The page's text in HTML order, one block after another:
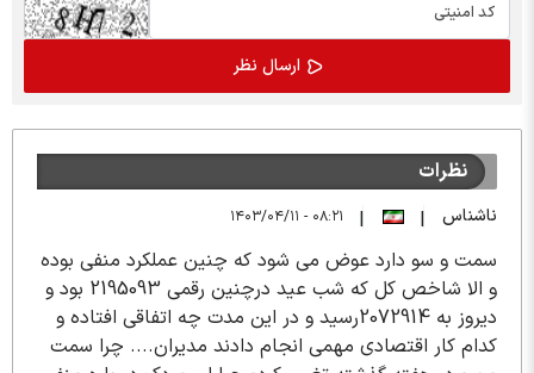
نظرات
ناشناس |
| ۰۸:۲۱ - ۱۴۰۳/۰۴/۱۱
سمت و سو دارد عوض می شود که چنین عملکرد منفی بوده
و الا شاخص کل که شب عید درچنین رقمی 2195093 بود و
دیروز به 2072914رسید و در این مدت چه اتفاقی افتاده و
کدام کار اقتصادی مهمی انجام دادند مدیران.... چرا سمت